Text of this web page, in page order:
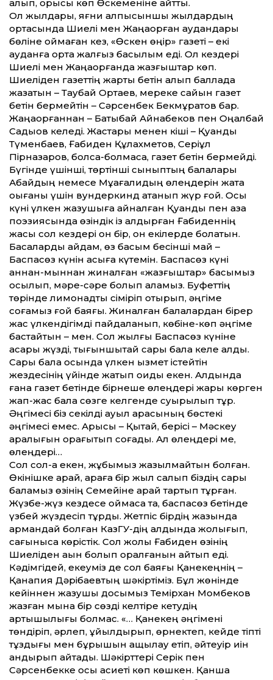
алып, орысы көп Өскеменіне қайтты.
Ол жылдары, яғни алпысыншы жылдардың
ортасында Шиелі мен Жаңақорған аудандары
бөліне қоймаған кез, «Өскен өңір» газеті – екі
ауданға ортақ жалғыз басылым еді. Ол кездері
Шиелі мен Жаңақорғанда жазғыштар көп.
Шиеліден газеттің жарты бетін алып баллада
жазатын – Таубай Ортаев, мереке сайын газет
бетін бермейтін – Сәрсенбек Бекмұратов бар.
Жаңақорғаннан – Бақтыбай Айнабеков пен Оңалбай
Садықов келеді. Жастары менен кіші – Қуандық
Түменбаев, Ғабиден Құлахметов, Серіқұл
Пірназаров, болса-болмаса, газет бетін бермейді.
Бүгінде үшінші, төртінші сыныптың балалары
Абайдың немесе Мұқағалидың өлеңдерін жатқа
оқығаны үшін вундеркинд атанып жүр ғой. Осы
күні үлкен жазушыға айналған Қуандық пен қазақ
поэзиясында өзіндік із қалдырған Ғабиденнің
жасы сол кездері он бір, он екілерде болатын.
Басқаларды қайдам, өз басым бесінші май –
Баспасөз күнін асыға күтемін. Баспасөз күні
аннан-мыннан жиналған «жазғыштар» басымыз
қосылып, мәре-сәре болып қаламыз. Буфеттің
төрінде лимонадты сіміріп отырып, әңгіме
соғамыз ғой баяғы. Жиналған балалардан бірер
жас үлкендігімді пайдаланып, көбіне-көп әңгіме
бастайтын – мен. Сол жылғы Баспасөз күніне
ақсары жүзді, тығыншықтай сары бала келе қалды.
Сары бала осында үлкен қызмет істейтін
жездесінің үйінде жатып оқиды екен. Алдында
ғана газет бетінде бірнеше өлеңдері жарық көрген
жап-жас бала сөзге келгенде суырылып тұр.
Әңгімесі біз секілді ауыл арасының бөстекі
әңгімесі емес. Арысы – Қытай, берісі – Мәскеу
аралығын орағытып соғады. Ал өлеңдері ме,
өлеңдері…
Сол сол-ақ екен, жұбымыз жазылмайтын болған.
Өкінішке қарай, араға бір жыл салып біздің сары
баламыз өзінің Семейіне қарай тартып тұрған.
Жүзбе-жүз кездесе қоймасақ та, баспасөз бетінде
үзбей жүздесіп тұрдық. Жетпіс бірдің жазында
армандай болған КазГУ-дің алдында жолығып,
сағыныса көрістік. Сол жолы Ғабиден өзінің
Шиеліден ақын болып оралғанын айтып еді.
Кәдімгідей, екеуміз де сол баяғы Қанекеңнің –
Қанапия Дәрібаевтың шәкіртіміз. Бұл жөнінде
кейіннен жазушы досымыз Темірхан Момбеков
жазған мына бір сөзді келтіре кетудің
артықшылығы болмас. «… Қанекең әңгімені
төндіріп, әрлеп, құйылдырып, өрнектеп, кейде тіпті
тұздығы мен бұрышын ащылау етіп, әйтеуір иін
қандырып айтады. Шәкірттері Серік пен
Сәрсенбекке осы қасиеті көп көшкен. Қанша